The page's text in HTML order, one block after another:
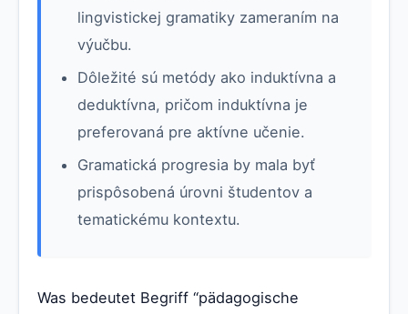
lingvistickej gramatiky zameraním na
výučbu.
Dôležité sú metódy ako induktívna a
deduktívna, pričom induktívna je
preferovaná pre aktívne učenie.
Gramatická progresia by mala byť
prispôsobená úrovni študentov a
tematickému kontextu.
Was bedeutet Begriff “pädagogische